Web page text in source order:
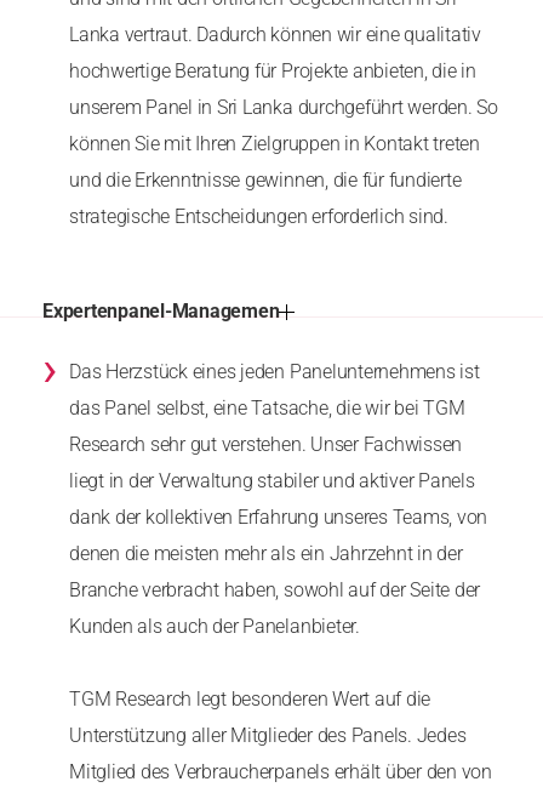
Lanka vertraut. Dadurch können wir eine qualitativ
hochwertige Beratung für Projekte anbieten, die in
unserem Panel in Sri Lanka durchgeführt werden. So
können Sie mit Ihren Zielgruppen in Kontakt treten
und die Erkenntnisse gewinnen, die für fundierte
strategische Entscheidungen erforderlich sind.
Expertenpanel-Managemen
›
Das Herzstück eines jeden Panelunternehmens ist
das Panel selbst, eine Tatsache, die wir bei TGM
Research sehr gut verstehen. Unser Fachwissen
liegt in der Verwaltung stabiler und aktiver Panels
dank der kollektiven Erfahrung unseres Teams, von
denen die meisten mehr als ein Jahrzehnt in der
Branche verbracht haben, sowohl auf der Seite der
Kunden als auch der Panelanbieter.
TGM Research legt besonderen Wert auf die
Unterstützung aller Mitglieder des Panels. Jedes
Mitglied des Verbraucherpanels erhält über den von